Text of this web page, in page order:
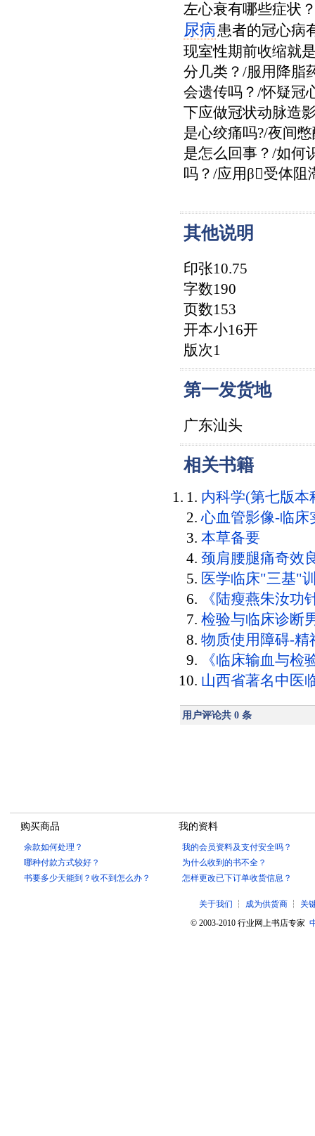
左心衰有哪些症状
尿病患者的冠心病
现室性期前收缩就
分几类？/服用降脂
会遗传吗？/怀疑冠
下应做冠状动脉造
是心绞痛吗?/夜间
是怎么回事？/如何
吗？/应用β受体阻
其他说明
印张10.75
字数190
页数153
开本小16开
版次1
第一发货地
广东汕头
相关书籍
内科学(第七版
心血管影像-临床
本草备要
颈肩腰腿痛奇效
医学临床"三基"
《陆瘦燕朱汝功
检验与临床诊断
物质使用障碍-精
《临床输血与检
山西省著名中医
用户评论共 0 条
购买商品
余款如何处理？
哪种付款方式较好？
书要多少天能到？收不到怎么办？
我的资料
我的会员资料及支付安全吗？
为什么收到的书不全？
怎样更改已下订单收货信息？
关于我们 ┆ 成为供货商 ┆ 关
© 2003-2010 行业网上书店专家